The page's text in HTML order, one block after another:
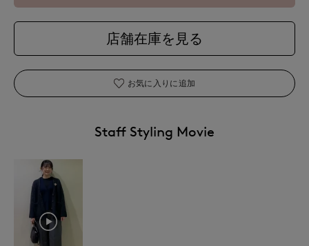
店舗在庫を見る
お気に入りに追加
Staff Styling Movie